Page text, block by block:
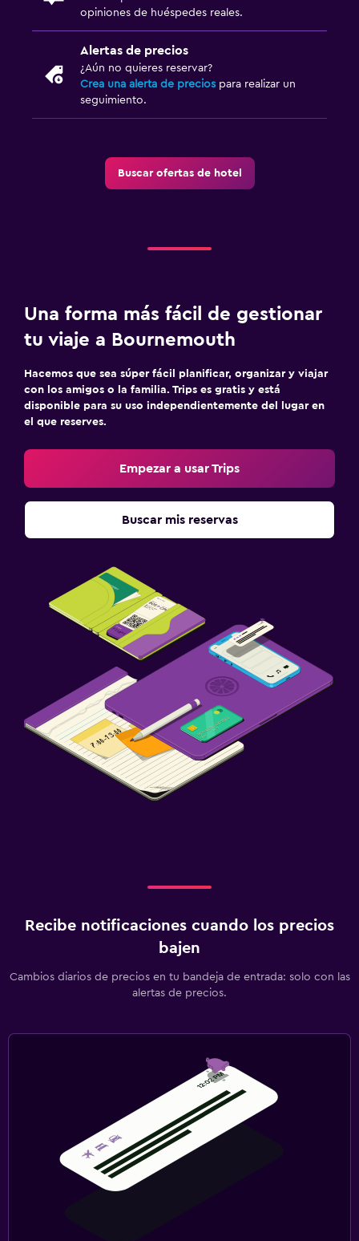
Sistema de entretenimiento
TV de pantalla plana
Aseo
Estacionamiento y transporte
Estacionamiento gratuito
Carga de vehículos eléctricos
Lavandería
Servicios de lavandería/tintorería
Plancha y tabla de planchar
Zona de trabajo
Fax/fotocopiadora
Ideal para familias
Cuna/cama nido disponibles
Comidas para niños
opiniones de huéspedes reales.
Alertas de precios
¿Aún no quieres reservar?
Crea una alerta de precios para realizar un
seguimiento.
Buscar ofertas de hotel
Una forma más fácil de gestionar
tu viaje a Bournemouth
Hacemos que sea súper fácil planificar, organizar y viajar
con los amigos o la familia. Trips es gratis y está
disponible para su uso independientemente del lugar en
el que reserves.
Empezar a usar Trips
Buscar mis reservas
Recibe notificaciones cuando los precios
bajen
Cambios diarios de precios en tu bandeja de entrada: solo con las
alertas de precios.